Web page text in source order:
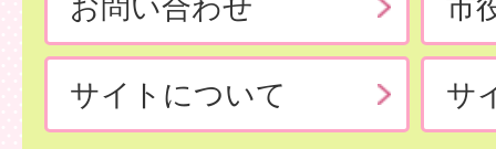
お問い合わせ 市
サイトについて サ